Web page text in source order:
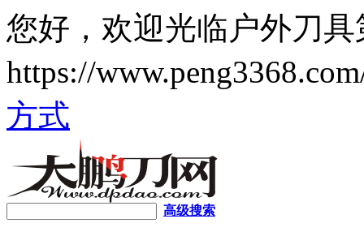
您好，欢迎光临户外刀
https://
方式
高级搜索